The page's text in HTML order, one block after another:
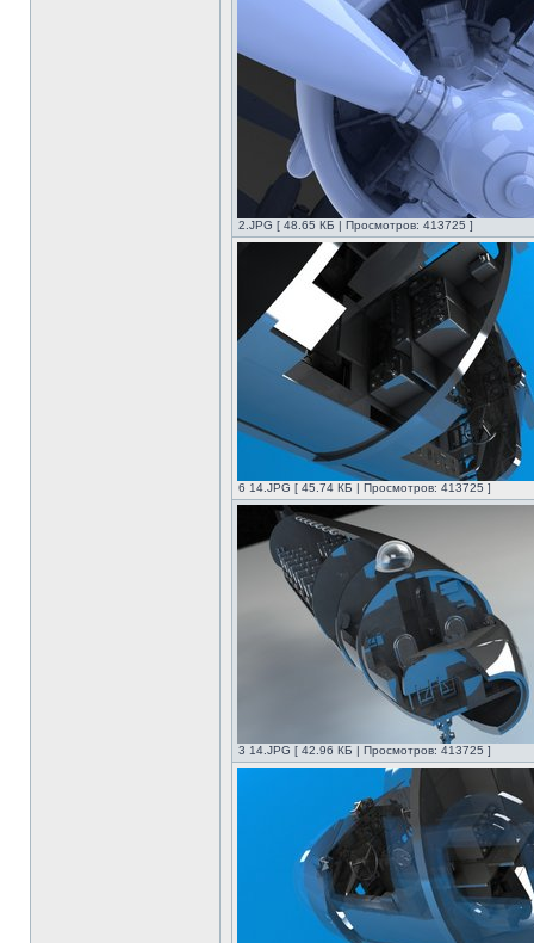
2.JPG [ 48.65 КБ | Просмотров: 413725 ]
6 14.JPG [ 45.74 КБ | Просмотров: 413725 ]
3 14.JPG [ 42.96 КБ | Просмотров: 413725 ]